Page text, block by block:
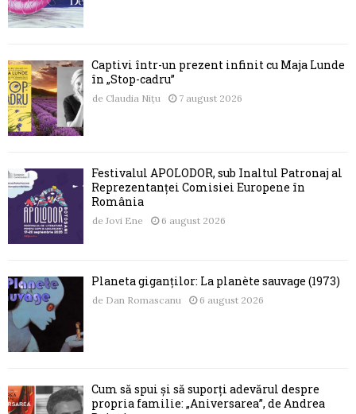
Captivi într-un prezent infinit cu Maja Lunde
în „Stop-cadru”
de Claudia Nițu 7 august 2026
Festivalul APOLODOR, sub Înaltul Patronaj al
Reprezentanței Comisiei Europene în
România
de Jovi Ene 6 august 2026
Planeta giganților: La planète sauvage (1973)
de Dan Romascanu 6 august 2026
Cum să spui și să suporți adevărul despre
propria familie: „Aniversarea”, de Andrea